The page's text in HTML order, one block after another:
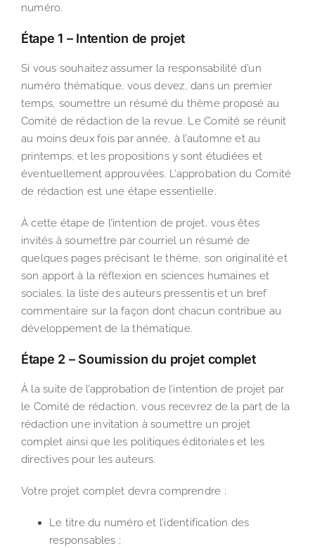
numéro.
Étape 1 – Intention de projet
Si vous souhaitez assumer la responsabilité d’un
numéro thématique, vous devez, dans un premier
temps, soumettre un résumé du thème proposé au
Comité de rédaction de la revue. Le Comité se réunit
au moins deux fois par année, à l’automne et au
printemps, et les propositions y sont étudiées et
éventuellement approuvées. L’approbation du Comité
de rédaction est une étape essentielle.
À cette étape de l’intention de projet, vous êtes
invités à soumettre par courriel un résumé de
quelques pages précisant le thème, son originalité et
son apport à la réflexion en sciences humaines et
sociales, la liste des auteurs pressentis et un bref
commentaire sur la façon dont chacun contribue au
développement de la thématique.
Étape 2 – Soumission du projet complet
À la suite de l’approbation de l’intention de projet par
le Comité de rédaction, vous recevrez de la part de la
rédaction une invitation à soumettre un projet
complet ainsi que les politiques éditoriales et les
directives pour les auteurs.
Votre projet complet devra comprendre :
Le titre du numéro et l’identification des
responsables ;